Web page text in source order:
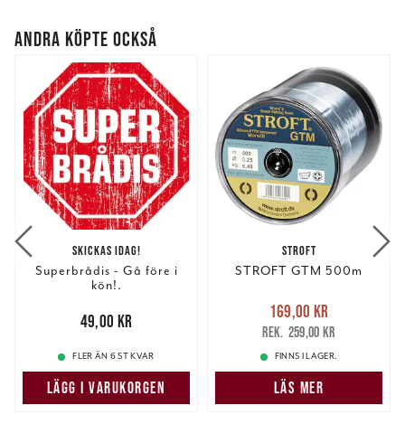
ANDRA KÖPTE OCKSÅ
SKICKAS IDAG!
Superbrådis - Gå före i
kön!.
49,00 kr
49,00 kr
FLER ÄN 6 ST KVAR
LÄGG I VARUKORGEN
STROFT
STROFT GTM 500m
Nuvarande pris
169,00 krTidigare pris
259,00 kr
169,00 kr
259,00 kr
FINNS I LAGER.
LÄS MER